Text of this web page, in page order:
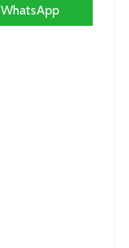
WhatsApp